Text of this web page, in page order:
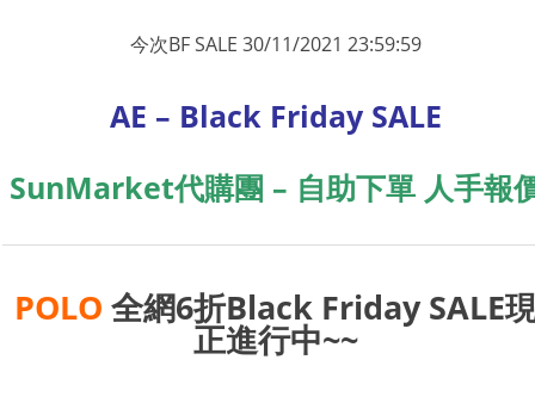
今次BF SALE 30/11/2021 23:59:59
AE – Black Friday SALE
SunMarket代購團 – 自助下單 人手報
POLO全網6折Black Friday SALE
正進行中~~